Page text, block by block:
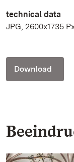
technical data
JPG, 2600x1735
Download